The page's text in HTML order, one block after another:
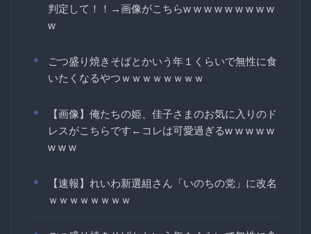
判定して！！→画像がこちらw w w w w w w w w
w
ごつ盛り焼きそばとかいう年１くらいで無性に食
いたくなるやつｗｗｗｗｗｗｗｗ
【画像】俺たちの姫、佳子さまのお気に入りのド
レスがこちらです←コレは可愛過ぎるw w w w w
w w w
【速報】れいわ新選組さん「いのちの党」に改名
ｗｗｗｗｗｗｗｗ